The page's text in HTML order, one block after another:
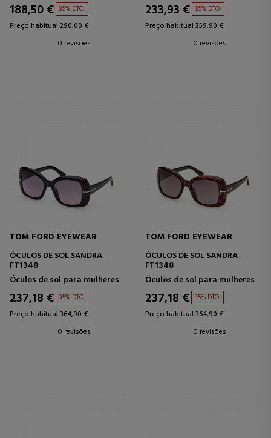
188,50 € 35% DTO.
Preço habitual 290,00 €
0 revisões
233,93 € 35% DTO.
Preço habitual 359,90 €
0 revisões
TOM FORD EYEWEAR
ÓCULOS DE SOL SANDRA
FT1348
Óculos de sol para mulheres
237,18 € 35% DTO.
Preço habitual 364,90 €
0 revisões
TOM FORD EYEWEAR
ÓCULOS DE SOL SANDRA
FT1348
Óculos de sol para mulheres
237,18 € 35% DTO.
Preço habitual 364,90 €
0 revisões